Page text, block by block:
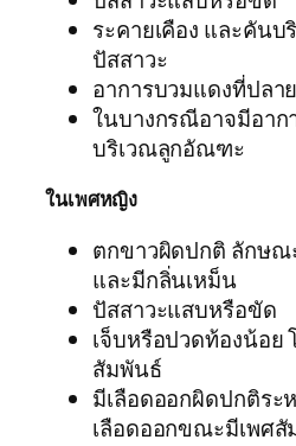
ระคายเคือง และคันบ
ปัสสาวะ
อาการบวมแดงที่ปลา
ในบางกรณีอาจมีอาก
บริเวณลูกอัณฑะ
ในเพศหญิง
ตกขาวผิดปกติ ลักษณ
และมีกลิ่นเหม็น
ปัสสาวะแสบหรือขัด
เจ็บหรือปวดท้องน้อย
สัมพันธ์
มีเลือดออกผิดปกติระ
เลือดออกขณะมีเพศ